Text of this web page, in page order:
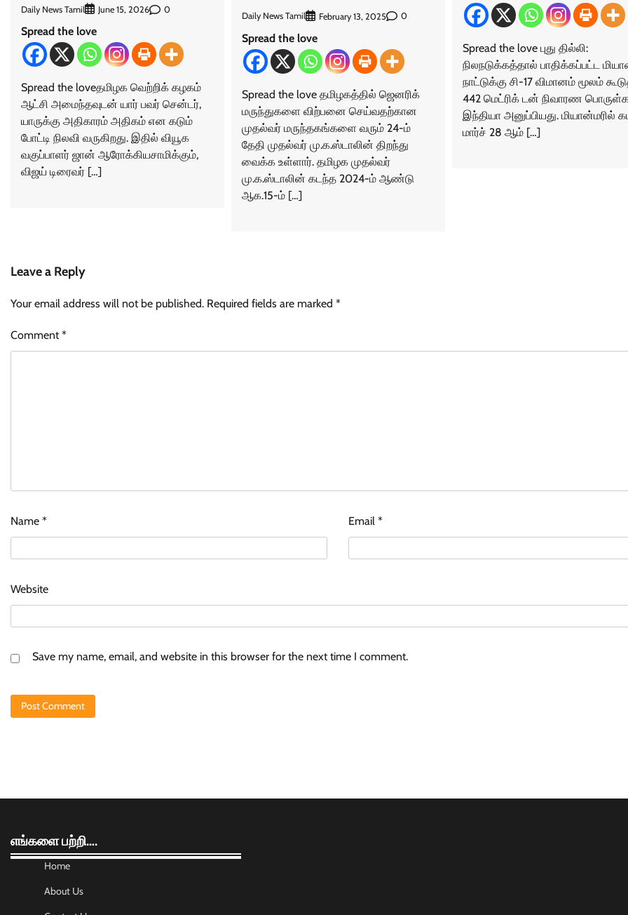
Daily News Tamil June 15, 2026 0
Spread the love
Spread the loveதமிழக வெற்றிக் கழகம்
ஆட்சி அமைந்தவுடன் யார் பவர் சென்டர்,
யாருக்கு அதிகாரம் அதிகம் என கடும்
போட்டி நிலவி வருகிறது. இதில் வியூக
வகுப்பாளர் ஜான் ஆரோக்கியசாமிக்கும்,
விஜய் டிரைவர் […]
Daily News Tamil February 13, 2025 0
Spread the love
Spread the love தமிழகத்தில் ஜெனரிக்
மருந்துகளை விற்பனை செய்வதற்கான
முதல்வர் மருந்தகங்களை வரும் 24-ம்
தேதி முதல்வர் மு.க.ஸ்டாலின் திறந்து
வைக்க உள்ளார். தமிழக முதல்வர்
மு.க.ஸ்டாலின் கடந்த 2024-ம் ஆண்டு
ஆக.15-ம் […]
Spread the love புது தில்லி:
நிலநடுக்கத்தால் பாதிக்கப்பட்ட
நாட்டுக்கு சி-17 விமானம் மூலம்
442 மெட்ரிக் டன் நிவாரண
இந்தியா அனுப்பியது. மியான்மரில்
மார்ச் 28 ஆம் […]
Leave a Reply
Your email address will not be published. Required fields are marked *
Comment*
Name * Email*
Website
Save my name, email, and website in this browser for the next time I comment.
எங்களை பற்றி….
Home
About Us